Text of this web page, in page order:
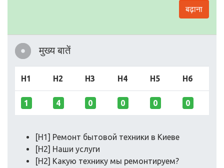
बढ़ाना
मुख्य बातें
H1 H2 H3 H4 H5 H6
1 4 0 0 0 0
[H1] Ремонт бытовой техники в Киеве
[H2] Наши услуги
[H2] Какую технику мы ремонтируем?